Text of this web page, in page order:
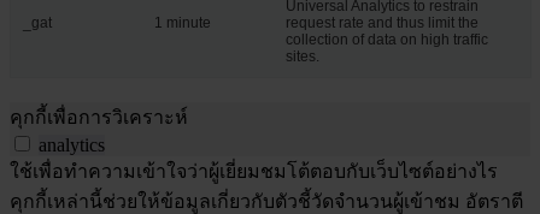
_gat 1 minute
Universal Analytics to restrain
request rate and thus limit the
collection of data on high traffic
sites.
คุกกี้เพื่อการวิเคราะห์
analytics
ใช้เพื่อทำความเข้าใจว่าผู้เยี่ยมชมโต้ตอบกับเว็บไซต์อย่างไร
คุกกี้เหล่านี้ช่วยให้ข้อมูลเกี่ยวกับตัวชี้วัดจำนวนผู้เข้าชม อัตราตี